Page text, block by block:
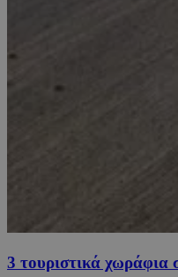
3 τουριστικά χωράφια